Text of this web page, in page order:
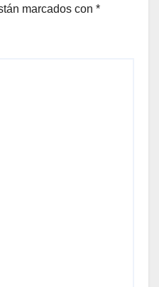
marcados con *